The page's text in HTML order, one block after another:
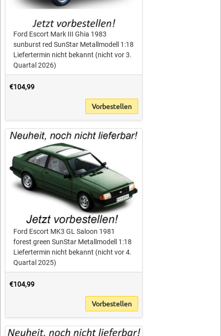
Ford Escort Mark III Ghia 1983
sunburst red SunStar Metallmodell 1:18
Liefertermin nicht bekannt (nicht vor 3.
Quartal 2026)
€104,99
Vorbestellen
Ford Escort MK3 GL Saloon 1981
forest green SunStar Metallmodell 1:18
Liefertermin nicht bekannt (nicht vor 4.
Quartal 2025)
€104,99
Vorbestellen